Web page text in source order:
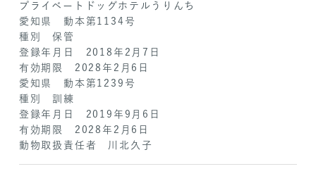
プライベートドッグホテルうりんち
愛知県 動本第1134号
種別 保管
登録年月日 2018年2月7日
有効期限 2028年2月6日
愛知県 動本第1239号
種別 訓練
登録年月日 2019年9月6日
有効期限 2028年2月6日
動物取扱責任者 川北久子